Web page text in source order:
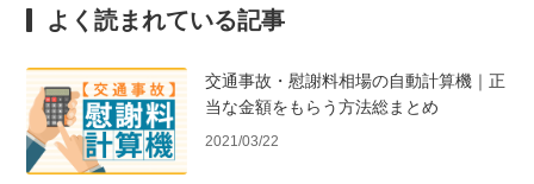
よく読まれている記事
交通事故・慰謝料相場の自動計算機｜正
当な金額をもらう方法総まとめ
2021/03/22